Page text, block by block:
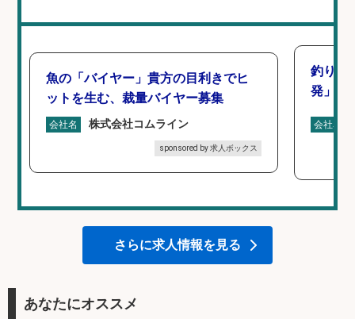
魚の「バイヤー」貴方の目利きでヒ
ットを生む、裁量バイヤー募集
会社名 株式会社コムライン
sponsored by 求人ボックス
釣り好
発」/
会社名
さらに求人情報を見る
あなたにオススメ